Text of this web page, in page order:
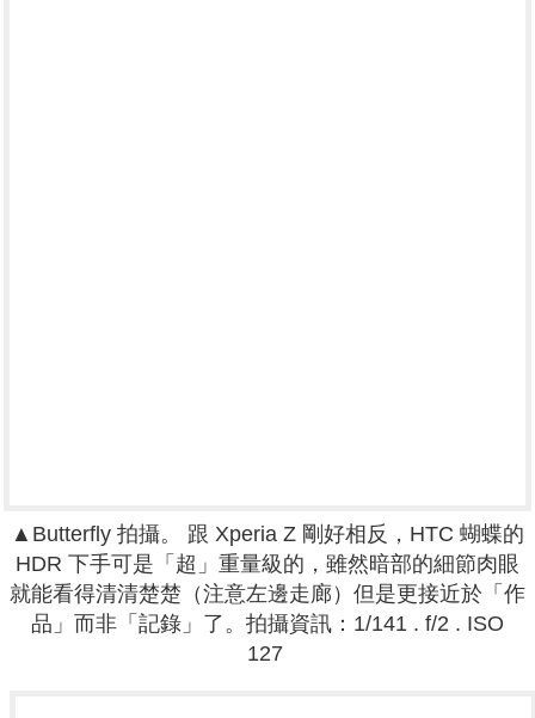
▲ Butterfly 拍攝。
跟 Xperia Z 剛好相反，HTC 蝴蝶的
HDR 下手可是「超」重量級的，雖然暗部的細節肉眼
就能看得清清楚楚（注意左邊走廊）但是更接近於「作
品」而非「記錄」了。拍攝資訊： 1/141 . f/2 . ISO
127